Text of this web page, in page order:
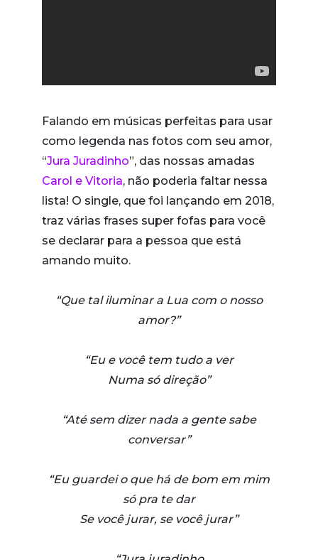
Falando em músicas perfeitas para usar
como legenda nas fotos com seu amor,
“Jura Juradinho”, das nossas amadas
Carol e Vitoria, não poderia faltar nessa
lista! O single, que foi lançando em 2018,
traz várias frases super fofas para você
se declarar para a pessoa que está
amando muito.
“Que tal iluminar a Lua com o nosso
amor?”
“Eu e você tem tudo a ver
Numa só direção”
“Até sem dizer nada a gente sabe
conversar”
“Eu guardei o que há de bom em mim
só pra te dar
Se você jurar, se você jurar”